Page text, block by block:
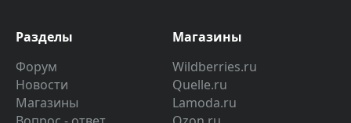
Разделы
Форум
Новости
Магазины
Магазины
Wildberries.ru
Quelle.ru
Lamoda.ru